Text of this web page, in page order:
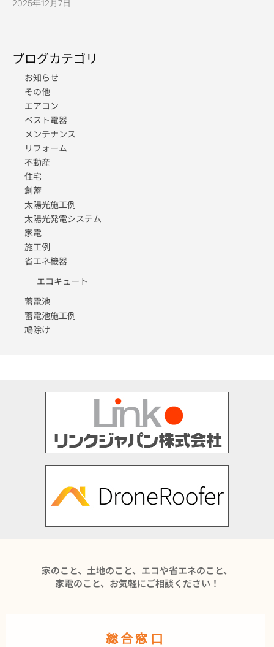
2025年12月7日
ブログカテゴリ
お知らせ
その他
エアコン
ベスト電器
メンテナンス
リフォーム
不動産
住宅
創蓄
太陽光施工例
太陽光発電システム
家電
施工例
省エネ機器
エコキュート
蓄電池
蓄電池施工例
鳩除け
家のこと、土地のこと、エコや省エネのこと、
家電のこと、お気軽にご相談ください！
総合窓口